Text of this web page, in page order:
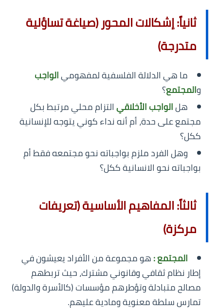
ثانياً: إشكالات المحور (صياغة تساؤلية
متدرجة)
ما هي الدلالة الفلسفية لمفهوميالواجب
المجتمع؟
هلالواجب الأخلاقيالتزام محلي مرتبط بكل
مجتمع على حدة، أم أنه نداء كوني يتوجه للإنسانية
ككل؟
وهل الفرد ملزم بواجباته نحو مجتمعه فقط أم
بواجباته نحو الانسانية ككل؟
ثالثاً: المفاهيم الأساسية (تعريفات
مركزة)
المجتمع :هو مجموعة من الأفراد يعيشون في
إطار نظام ثقافي وقانوني مشترك، حيث تربطهم
مصالح متبادلة وتؤطرهم مؤسسات (كالأسرة والدولة)
تمارس سلطة معنوية ومادية عليهم.